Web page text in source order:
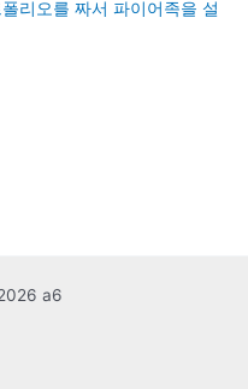
리오를 짜서 파이어족을 설
a6